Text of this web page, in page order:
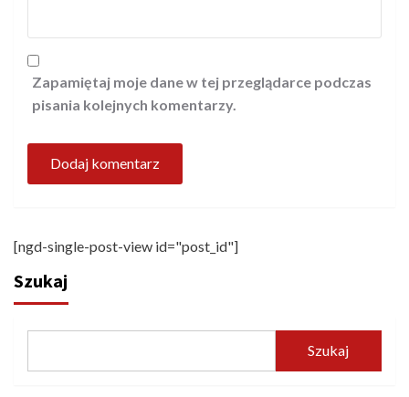
Zapamiętaj moje dane w tej przeglądarce podczas
pisania kolejnych komentarzy.
[ngd-single-post-view id="post_id"]
Szukaj
Szukaj